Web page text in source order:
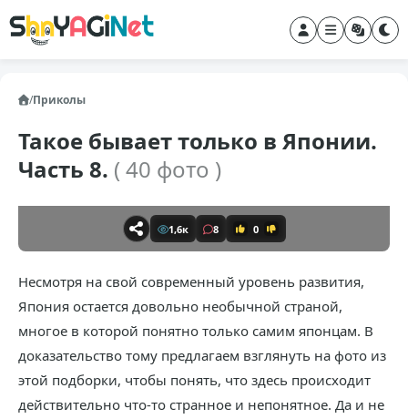
/Приколы
Такое бывает только в Японии.
Часть 8. ( 40 фото )
1,6к 8 0
Несмотря на свой современный уровень развития,
Япония остается довольно необычной страной,
многое в которой понятно только самим японцам. В
доказательство тому предлагаем взглянуть на фото из
этой подборки, чтобы понять, что здесь происходит
действительно что-то странное и непонятное. Да и не